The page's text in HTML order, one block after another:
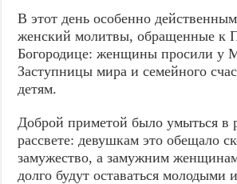
В этот день особенно
женский молитвы, обращенные к
Богородице: женщины просили у
Заступницы мира и семейного
детям.
Доброй приметой было умыться в
рассвете: девушкам это обещало
замужество, а замужним
долго будут оставаться молодыми